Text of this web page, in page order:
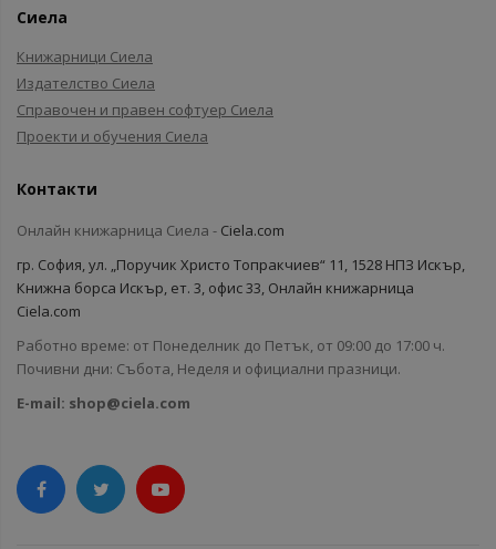
Сиела
Книжарници Сиела
Издателство Сиела
Справочен и правен софтуер Сиела
Проекти и обучения Сиела
Контакти
Онлайн книжарница Сиела - Ciela.com
гр. София, ул. „Поручик Христо Топракчиев“ 11, 1528 НПЗ Искър,
Книжна борса Искър, ет. 3, офис 33, Онлайн книжарница
Ciela.com
Работно време: от Понеделник до Петък, от 09:00 до 17:00 ч.
Почивни дни: Събота, Неделя и официални празници.
E-mail: shop@ciela.com